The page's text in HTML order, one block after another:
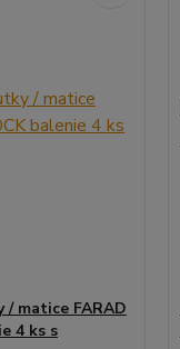
matice FARAD
4 ks s